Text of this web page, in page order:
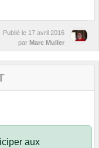
Publié le 17 avril 2016
par Marc Muller
aux